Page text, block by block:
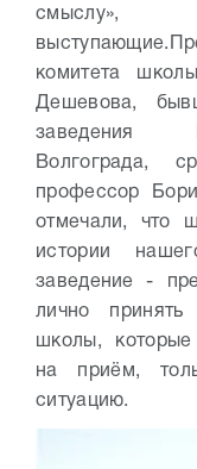
выступающие.
комитета
Дешевова,
заведения
Волгограда,
профессор
отмечали, что
истории
заведение -
лично принять
школы, которые
на приём,
ситуацию.